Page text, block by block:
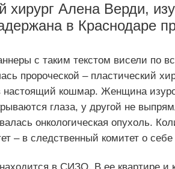
хирург Алена Верди,
в Краснодаре
с таким текстом висели по
пророческой – пластический
настоящий кошмар. Женщина
глаза, у другой не
онкологическая опухоль.
– в следственный комитет о себе